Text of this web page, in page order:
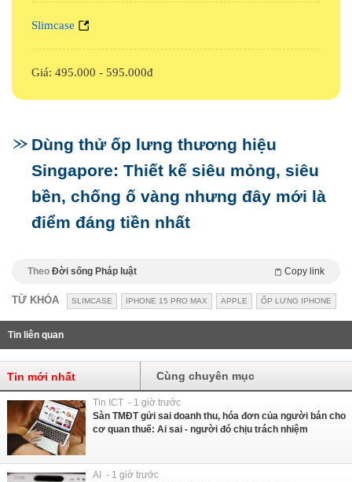
Slimcase
Giá: 495.000 - 595.000đ
Dùng thử ốp lưng thương hiệu
Singapore: Thiết kế siêu mỏng, siêu
bền, chống ố vàng nhưng đây mới là
điểm đáng tiền nhất
Theo Đời sống Pháp luật Copy link
TỪ KHÓA SLIMCASE IPHONE 15 PRO MAX APPLE ỐP LƯNG IPHONE
Tin liên quan
Tin mới nhất Cùng chuyên mục
Tin ICT - 1 giờ trước
Sàn TMĐT gửi sai doanh thu, hóa đơn của người bán cho
cơ quan thuế: Ai sai - người đó chịu trách nhiệm
AI - 1 giờ trước